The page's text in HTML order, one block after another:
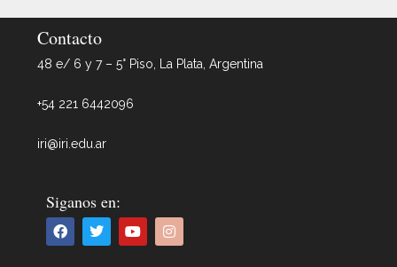
Contacto
48 e/ 6 y 7 – 5° Piso, La Plata, Argentina
+54 221 6442096
iri@iri.edu.ar
Siganos en: